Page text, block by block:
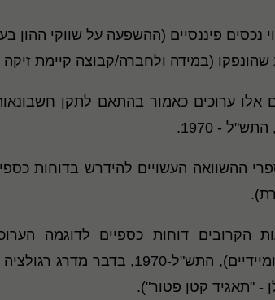
נכסים פיננסיים (ההשפעה על שווקי ההון
שהונפקו (במידה ולחברה/קבוצה קיימת
- 1970.
הקרובים דוחות כספיים לדוגמה
לתקנות ניירות ערך (דוחות
- "תאגיד קטן פטור").